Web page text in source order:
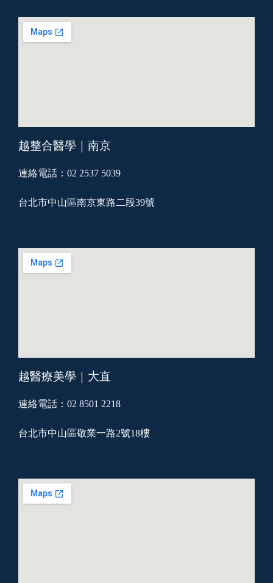
越整合醫學｜南京
連絡電話：02 2537 5039
台北市中山區南京東路二段39號
越醫療美學｜大直
連絡電話：02 8501 2218
台北市中山區敬業一路2號18樓